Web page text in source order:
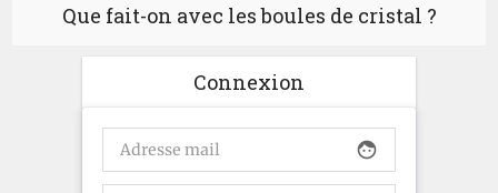
Que fait-on avec les boules de cristal ?
Connexion
face